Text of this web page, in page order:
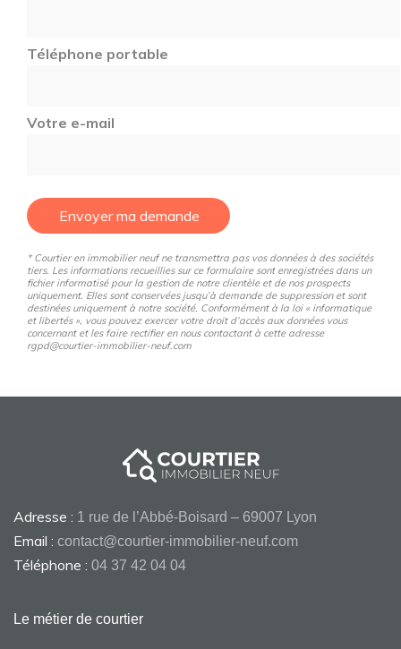
Téléphone portable
Votre e-mail
Envoyer ma demande
* Courtier en immobilier neuf ne transmettra pas vos données à des sociétés
tiers. Les informations recueillies sur ce formulaire sont enregistrées dans un
fichier informatisé pour la gestion de notre clientèle et de nos prospects
uniquement. Elles sont conservées jusqu’à demande de suppression et sont
destinées uniquement à notre société. Conformément à la loi « informatique
et libertés », vous pouvez exercer votre droit d’accès aux données vous
concernant et les faire rectifier en nous contactant à cette adresse
rgpd@courtier-immobilier-neuf.com
Adresse : 1 rue de l’Abbé-Boisard – 69007 Lyon
Email : contact@courtier-immobilier-neuf.com
Téléphone : 04 37 42 04 04
Le métier de courtier